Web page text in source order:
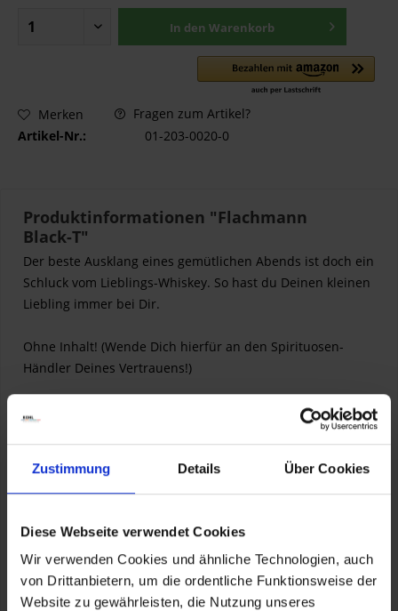
Zustimmung Details Über Cookies
Diese Webseite verwendet Cookies
Wir verwenden Cookies und ähnliche Technologien, auch
von Drittanbietern, um die ordentliche Funktionsweise der
Website zu gewährleisten, die Nutzung unseres
In den Warenkorb
Merken
Fragen zum Artikel?
Artikel-Nr.:
01-203-0020-0
Produktinformationen "Flachmann
Black-T"
Der beste Ausklang eines gemütlichen Abends ist doch ein
Schluck vom Lieblings-Whiskey. So hast du Deinen kleinen
Liebling immer bei Dir.
Ohne Inhalt! (Wende Dich hierfür an den Spirituosen-
Händler Deines Vertrauens!)
Material: Edelstahl
Inhalt: 175 ml
Maße: 110 x 90 x 30 mm